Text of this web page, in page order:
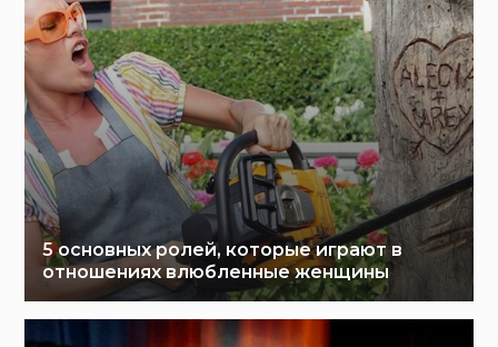
5 основных ролей, которые играют в
отношениях влюбленные женщины